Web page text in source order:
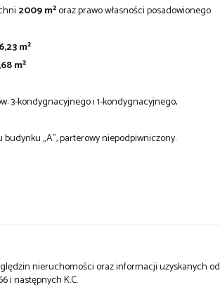
2009 m²oraz prawo własności posadowionego
m²
m²
3-kondygnacyjnego i 1-kondygnacyjnego,
„A”, parterowy niepodpiwniczony.
nieruchomości oraz informacji uzyskanych od
i następnych K.C.